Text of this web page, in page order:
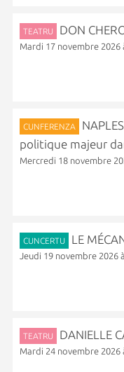
TEATRU DON
Mardi 17 novembre 2026
CUNFERENZA
politique majeur
Mercredi 18 novembre
CUNCERTU LE
Jeudi 19 novembre 2026
TEATRU DANIELLE
Mardi 24 novembre 2026